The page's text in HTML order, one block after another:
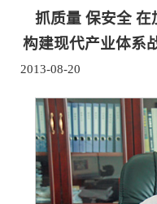
抓质量 保安全 在
构建现代产业体系
2013-08-20